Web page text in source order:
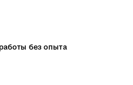
без опыта